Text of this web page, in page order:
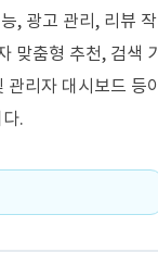
, 광고 관리, 리뷰 작
맞춤형 추천, 검색 기
리자 대시보드 등이
.